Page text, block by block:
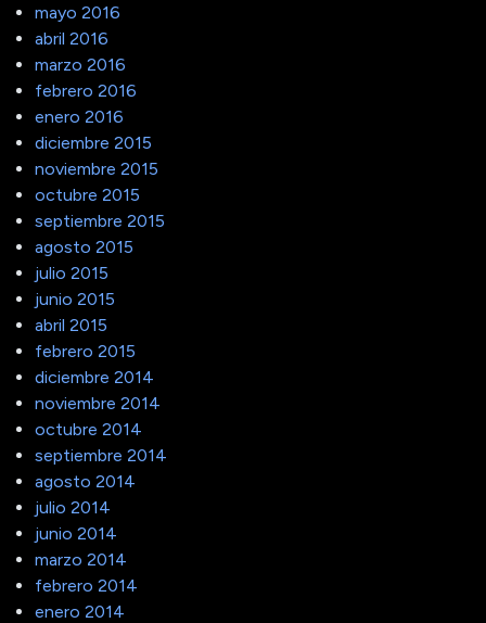
mayo 2016
abril 2016
marzo 2016
febrero 2016
enero 2016
diciembre 2015
noviembre 2015
octubre 2015
septiembre 2015
agosto 2015
julio 2015
junio 2015
abril 2015
febrero 2015
diciembre 2014
noviembre 2014
octubre 2014
septiembre 2014
agosto 2014
julio 2014
junio 2014
marzo 2014
febrero 2014
enero 2014